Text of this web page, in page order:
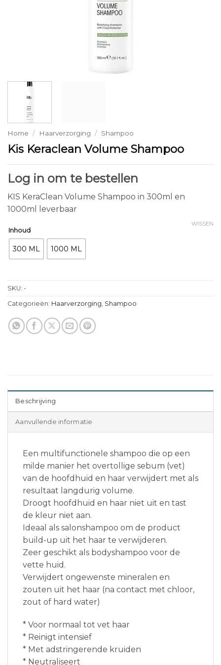
Home / Haarverzorging / Shampoo
Kis Keraclean Volume Shampoo
Log in om te bestellen
KIS KeraClean Volume Shampoo in 300ml en
1000ml leverbaar
Inhoud
300 ML 1000 ML
WISSEN
SKU: -
Categorieën: Haarverzorging, Shampoo
Beschrijving
Aanvullende informatie
Een multifunctionele shampoo die op een
milde manier het overtollige sebum (vet)
van de hoofdhuid en haar verwijdert met als
resultaat langdurig volume.
Droogt hoofdhuid en haar niet uit en tast
de kleur niet aan.
Ideaal als salonshampoo om de product
build-up uit het haar te verwijderen.
Zeer geschikt als bodyshampoo voor de
vette huid.
Verwijdert ongewenste mineralen en
zouten uit het haar (na contact met chloor,
zout of hard water)
* Voor normaal tot vet haar
* Reinigt intensief
* Met adstringerende kruiden
* Neutraliseert